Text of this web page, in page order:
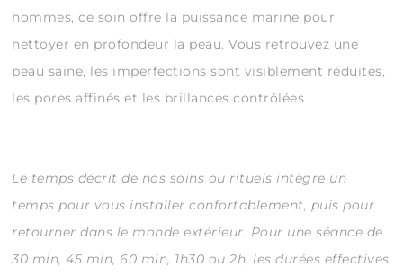
hommes, ce soin offre la puissance marine pour
nettoyer en profondeur la peau. Vous retrouvez une
peau saine, les imperfections sont visiblement réduites,
les pores affinés et les brillances contrôlées
Le temps décrit de nos soins ou rituels intègre un
temps pour vous installer confortablement, puis pour
retourner dans le monde extérieur. Pour une séance de
30 min, 45 min, 60 min, 1h30 ou 2h, les durées effectives